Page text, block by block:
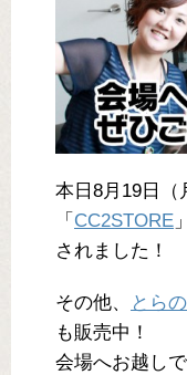
本日8月19日（
「 CC2STORE
されました！
その他、 とら
も販売中！
会場へお越し